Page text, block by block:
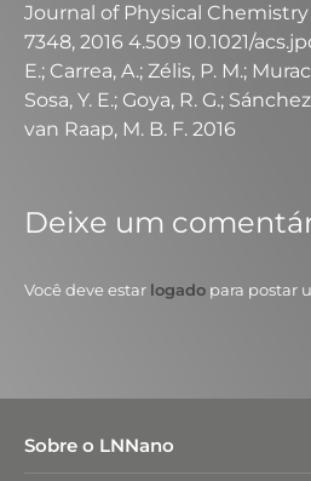
Journal of Physical Chemistry
7348, 2016 4.509 10.1021/
E.; Carrea, A.; Zélis, P. M.;
Sosa, Y. E.; Goya, R. G.;
van Raap, M. B. F. 2016
Deixe um
Você deve estar logado para postar
Sobre o LNNano